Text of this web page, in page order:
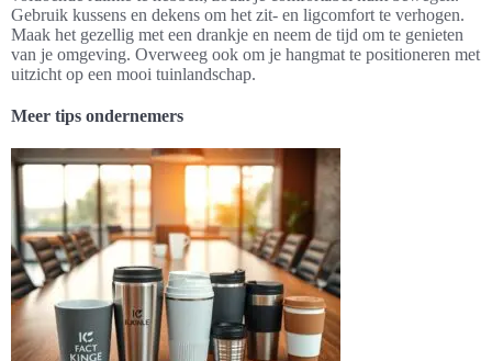
Gebruik kussens en dekens om het zit- en ligcomfort te verhogen.
Maak het gezellig met een drankje en neem de tijd om te genieten
van je omgeving. Overweeg ook om je hangmat te positioneren met
uitzicht op een mooi tuinlandschap.
Meer tips ondernemers